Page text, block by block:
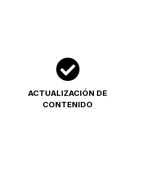
ACTUALIZACIÓN DE
CONTENIDO